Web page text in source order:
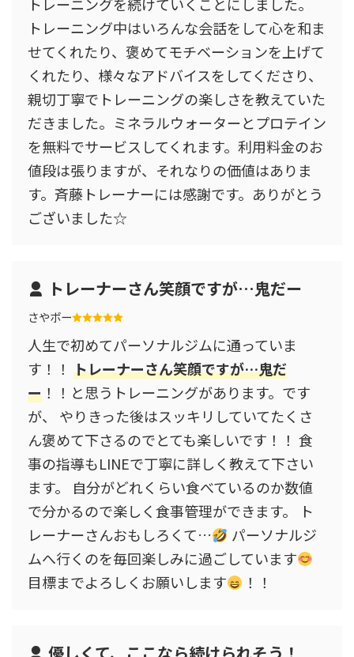
トレーニングを続けていくことにしました。
トレーニング中はいろんな会話をして心を和ま
せてくれたり、褒めてモチベーションを上げて
くれたり、様々なアドバイスをしてくださり、
親切丁寧でトレーニングの楽しさを教えていた
だきました。ミネラルウォーターとプロテイン
を無料でサービスしてくれます。利用料金のお
値段は張りますが、それなりの価値はありま
す。斉藤トレーナーには感謝です。ありがとう
ございました☆
トレーナーさん笑顔ですが…鬼だー
さやボー
人生で初めてパーソナルジムに通っていま
す！！ トレーナーさん笑顔ですが…鬼だ
ー ！！と思うトレーニングがあります。です
が、 やりきった後はスッキリしていてたくさ
ん褒めて下さるのでとても楽しいです！！ 食
事の指導もLINEで丁寧に詳しく教えて下さい
ます。 自分がどれくらい食べているのか数値
で分かるので楽しく食事管理ができます。 ト
レーナーさんおもしろくて…
パーソナルジ
ムへ行くのを毎回楽しみに過ごしています
目標までよろしくお願いします
！！